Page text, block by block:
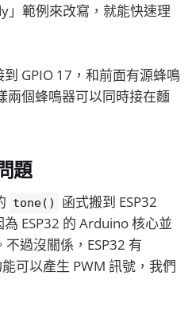
」範例來改寫，就能快速理
GPIO 17，和前面有源蜂鳴
兩個蜂鳴器可以同時接在麵
題
tone()
函式搬到 ESP32
ESP32 的 Arduino 核心並
不過沒關係，ESP32 有
可以產生 PWM 訊號，我們